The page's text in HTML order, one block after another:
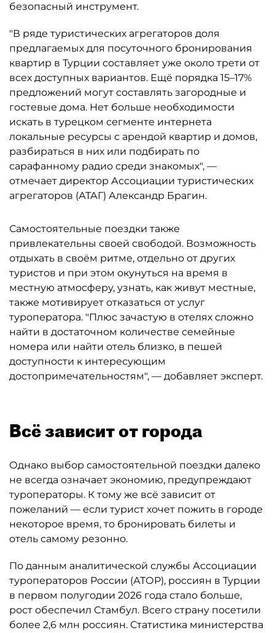
безопасный инструмент.
"В ряде туристических агрегаторов доля
предлагаемых для посуточного бронирования
квартир в Турции составляет уже около трети от
всех доступных вариантов. Ещё порядка 15–17%
предложений могут составлять загородные и
гостевые дома. Нет больше необходимости
искать в турецком сегменте интернета
локальные ресурсы с арендой квартир и домов,
разбираться в них или подбирать по
сарафанному радио среди знакомых", —
отмечает директор Ассоциации туристических
агрегаторов (АТАГ) Александр Брагин.
Самостоятельные поездки также
привлекательны своей свободой. Возможность
отдыхать в своём ритме, отдельно от других
туристов и при этом окунуться на время в
местную атмосферу, узнать, как живут местные,
также мотивирует отказаться от услуг
туроператора. "Плюс зачастую в отелях сложно
найти в достаточном количестве семейные
номера или найти отель близко, в пешей
доступности к интересующим
достопримечательностям", — добавляет эксперт.
Всё зависит от города
Однако выбор самостоятельной поездки далеко
не всегда означает экономию, предупреждают
туроператоры. К тому же всё зависит от
пожеланий — если турист хочет пожить в городе
некоторое время, то бронировать билеты и
отель самому резонно.
По данным аналитической службы Ассоциации
туроператоров России (АТОР), россиян в Турции
в первом полугодии 2026 года стало больше,
рост обеспечил Стамбул. Всего страну посетили
более 2,6 млн россиян. Статистика министерства